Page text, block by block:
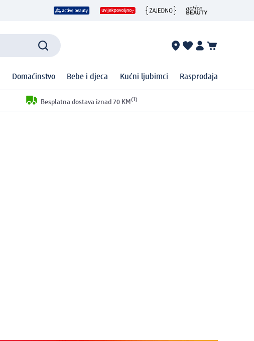
Domaćinstvo Bebe i djeca Kućni ljubimci Rasprodaja
Besplatna dostava iznad 70 KM (1)